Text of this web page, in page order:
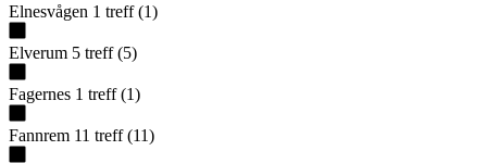
Elnesvågen 1 treff (1)
Elverum 5 treff (5)
Fagernes 1 treff (1)
Fannrem 11 treff (11)